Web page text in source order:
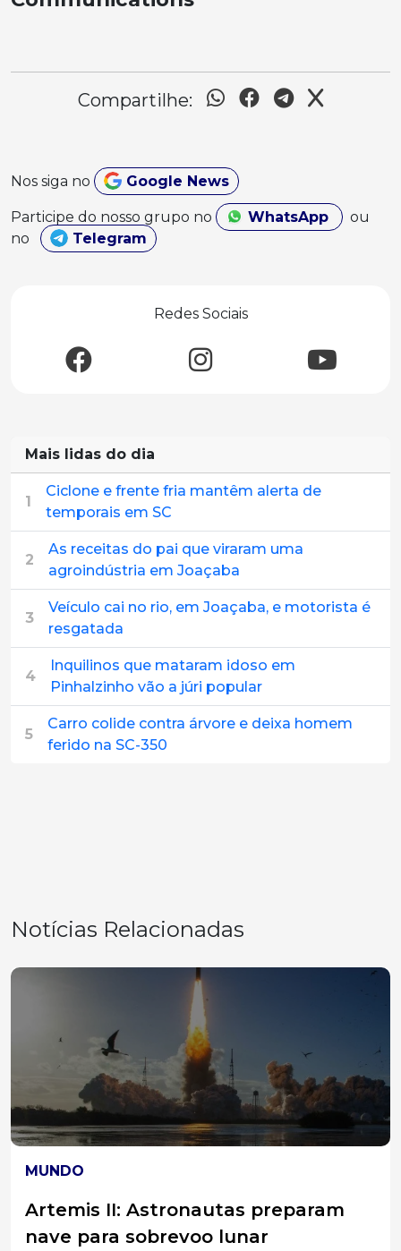
Compartilhe:
Nos siga no Google News
Participe do nosso grupo no WhatsApp
ou
no
Telegram
Redes Sociais
Mais lidas do dia
1
Ciclone e frente fria mantêm alerta de
temporais em SC
2
As receitas do pai que viraram uma
agroindústria em Joaçaba
3
Veículo cai no rio, em Joaçaba, e motorista é
resgatada
4
Inquilinos que mataram idoso em
Pinhalzinho vão a júri popular
5
Carro colide contra árvore e deixa homem
ferido na SC-350
Notícias Relacionadas
MUNDO
Artemis II: Astronautas preparam
nave para sobrevoo lunar